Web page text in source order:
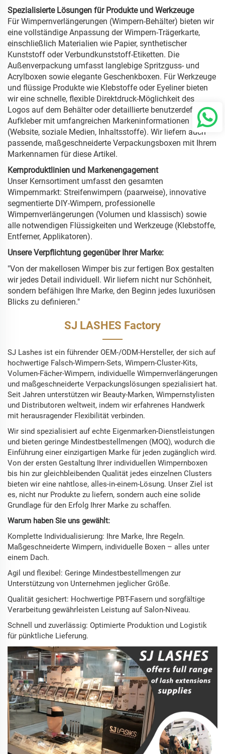
Spezialisierte Lösungen für Produkte und Werkzeuge
Für Wimpernverlängerungen (Wimpern-Behälter) bieten wir
eine vollständige Anpassung der Wimpern-Trägerkarte,
einschließlich Materialien wie Papier, synthetischer
Kunststoff oder Verbundkunststoff-Etiketten. Die
Außenverpackung umfasst langlebige Spritzguss- und
Acrylboxen sowie elegante Geschenkboxen. Für Werkzeuge
und flüssige Produkte wie Klebstoffe oder Eyeliner bieten
wir eine schnelle, flexible Direktdruck-Möglichkeit des
Logos auf dem Behälter oder detaillierte benutzerdefinierte
Aufkleber mit umfangreichen Markeninformationen
(Website, soziale Medien, Inhaltsstoffe). Wir liefern auch
passende, maßgeschneiderte Verpackungsboxen mit Ihrem
Markennamen für diese Artikel.
Kernproduktlinien und Markenengagement
Unser Kernsortiment umfasst den gesamten
Wimpernmarkt: Streifenwimpern (paarweise), innovative
segmentierte DIY-Wimpern, professionelle
Wimpernverlängerungen (Volumen und klassisch) sowie
alle notwendigen Flüssigkeiten und Werkzeuge (Klebstoffe,
Entferner, Applikatoren).
Unsere Verpflichtung gegenüber Ihrer Marke:
"Von der makellosen Wimper bis zur fertigen Box gestalten
wir jedes Detail individuell. Wir liefern nicht nur Schönheit,
sondern befähigen Ihre Marke, den Beginn jedes luxuriösen
Blicks zu definieren."
SJ LASHES Factory
SJ Lashes ist ein führender OEM-/ODM-Hersteller, der sich auf
hochwertige Falsch-Wimpern-Sets, Wimpern-Cluster-Kits,
Volumen-Fächer-Wimpern, individuelle Wimpernverlängerungen
und maßgeschneiderte Verpackungslösungen spezialisiert hat.
Seit Jahren unterstützen wir Beauty-Marken, Wimpernstylisten
und Distributoren weltweit, indem wir erfahrenes Handwerk
mit herausragender Flexibilität verbinden.
Wir sind spezialisiert auf echte Eigenmarken-Dienstleistungen
und bieten geringe Mindestbestellmengen (MOQ), wodurch die
Einführung einer einzigartigen Marke für jeden zugänglich wird.
Von der ersten Gestaltung Ihrer individuellen Wimpernboxen
bis hin zur gleichbleibenden Qualität jedes einzelnen Clusters
bieten wir eine nahtlose, alles-in-einem-Lösung. Unser Ziel ist
es, nicht nur Produkte zu liefern, sondern auch eine solide
Grundlage für den Erfolg Ihrer Marke zu schaffen.
Warum haben Sie uns gewählt:
Komplette Individualisierung: Ihre Marke, Ihre Regeln.
Maßgeschneiderte Wimpern, individuelle Boxen – alles unter
einem Dach.
Agil und flexibel: Geringe Mindestbestellmengen zur
Unterstützung von Unternehmen jeglicher Größe.
Qualität gesichert: Hochwertige PBT-Fasern und sorgfältige
Verarbeitung gewährleisten Leistung auf Salon-Niveau.
Schnell und zuverlässig: Optimierte Produktion und Logistik
für pünktliche Lieferung.